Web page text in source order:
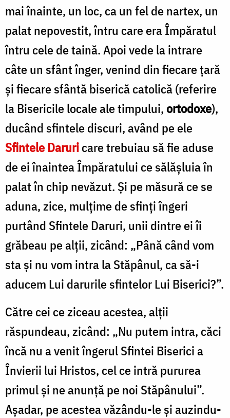
mai înainte, un loc, ca un fel de nartex, un
palat nepovestit, întru care era Împăratul
întru cele de taină. Apoi vede la intrare
câte un sfânt înger, venind din fiecare ţară
şi fiecare sfântă biserică catolică (referire
la Bisericile locale ale timpului,ortodoxe),
ducând sfintele discuri, având pe ele
Sfintele Daruricare trebuiau să fie aduse
de ei înaintea Împăratului ce sălăşluia în
palat în chip nevăzut. Şi pe măsură ce se
aduna, zice, mulţime de sfinţi îngeri
purtând Sfintele Daruri, unii dintre ei îi
grăbeau pe alţii, zicând: „Până când vom
sta şi nu vom intra la Stăpânul, ca să-i
aducem Lui darurile sfintelor Lui Biserici?”.
Către cei ce ziceau acestea, alţii
răspundeau, zicând: „Nu putem intra, căci
încă nu a venit îngerul Sfintei Biserici a
Învierii lui Hristos, cel ce intră pururea
primul şi ne anunţă pe noi Stăpânului”.
Aşadar, pe acestea văzându-le şi auzindu-